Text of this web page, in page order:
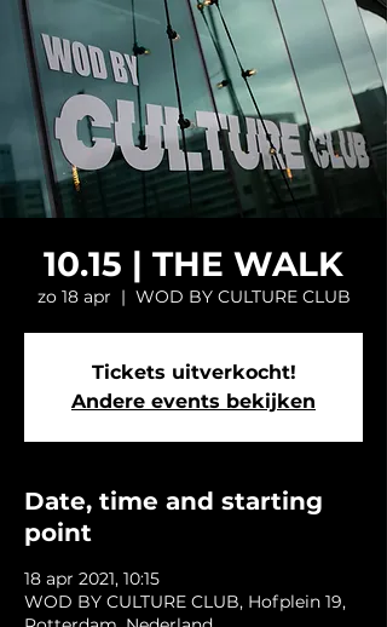
10.15 | THE WALK
zo 18 apr
  |
WOD BY CULTURE CLUB
Tickets uitverkocht!
Andere events bekijken
Date, time and starting
point
18 apr 2021, 10:15
WOD BY CULTURE CLUB, Hofplein 19,